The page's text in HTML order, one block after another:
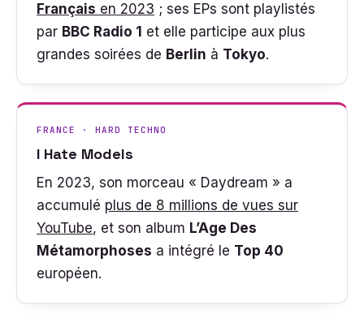
Français en 2023 ; ses EPs sont playlistés
par BBC Radio 1 et elle participe aux plus
grandes soirées de Berlin à Tokyo.
FRANCE · HARD TECHNO
I Hate Models
En 2023, son morceau « Daydream » a
accumulé plus de 8 millions de vues sur
YouTube, et son album L’Age Des
Métamorphoses a intégré le Top 40
européen.